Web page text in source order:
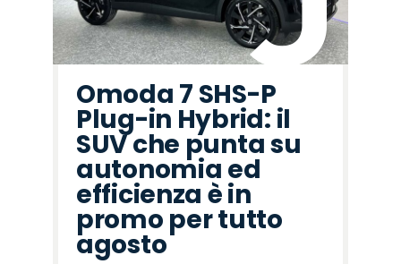
Omoda 7 SHS-P
Plug-in Hybrid: il
SUV che punta su
autonomia ed
efficienza è in
promo per tutto
agosto